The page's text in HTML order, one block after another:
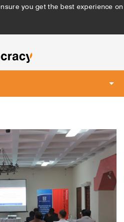
you get the best experience on
navigation